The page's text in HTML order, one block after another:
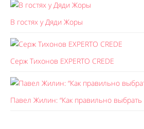
В гостях у Дяди Жоры
Серж Тихонов EXPERTO CREDE
Павел Жилин: “Как правильно выбрать